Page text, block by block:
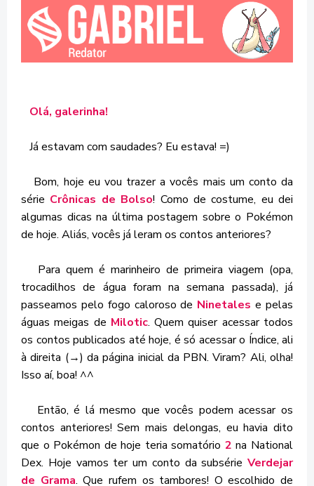
Olá, galerinha!
Já estavam com saudades? Eu estava! =)
Bom, hoje eu vou trazer a vocês mais um conto da
série Crônicas de Bolso! Como de costume, eu dei
algumas dicas na última postagem sobre o Pokémon
de hoje. Aliás, vocês já leram os contos anteriores?
Para quem é marinheiro de primeira viagem (opa,
trocadilhos de água foram na semana passada), já
passeamos pelo fogo caloroso de Ninetales e pelas
águas meigas de Milotic. Quem quiser acessar todos
os contos publicados até hoje, é só acessar o Índice, ali
à direita (→) da página inicial da PBN. Viram? Ali, olha!
Isso aí, boa! ^^
Então, é lá mesmo que vocês podem acessar os
contos anteriores! Sem mais delongas, eu havia dito
que o Pokémon de hoje teria somatório 2 na National
Dex. Hoje vamos ter um conto da subsérie Verdejar
de Grama. Que rufem os tambores! O escolhido de